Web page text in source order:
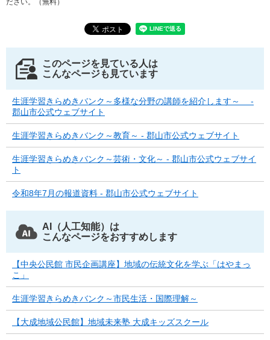
ださい。（無料）
このページを見ている人は
こんなページも見ています
生涯学習きらめきバンク～多様な分野の講師を紹介します～ -
郡山市公式ウェブサイト
生涯学習きらめきバンク～教育～ - 郡山市公式ウェブサイト
生涯学習きらめきバンク～芸術・文化～ - 郡山市公式ウェブサイ
ト
令和8年7月の報道資料 - 郡山市公式ウェブサイト
AI（人工知能）は
こんなページをおすすめします
【中央公民館 市民企画講座】地域の伝統文化を学ぶ「はやまっ
こ」
生涯学習きらめきバンク～市民生活・国際理解～
【大成地域公民館】地域未来塾 大成キッズスクール